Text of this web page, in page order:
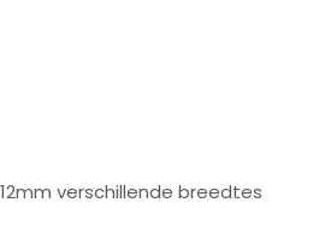
verschillende breedtes